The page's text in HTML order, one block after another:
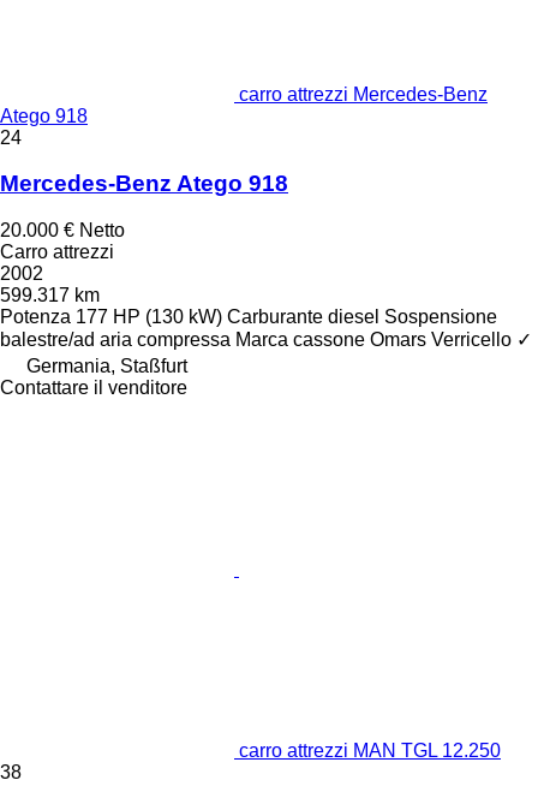
carro attrezzi Mercedes-Benz
Atego 918
24
Mercedes-Benz Atego 918
20.000 € Netto
Carro attrezzi
2002
599.317 km
Potenza 177 HP (130 kW) Carburante diesel Sospensione
balestre/ad aria compressa Marca cassone Omars Verricello ✓
Germania, Staßfurt
Contattare il venditore
carro attrezzi MAN TGL 12.250
38